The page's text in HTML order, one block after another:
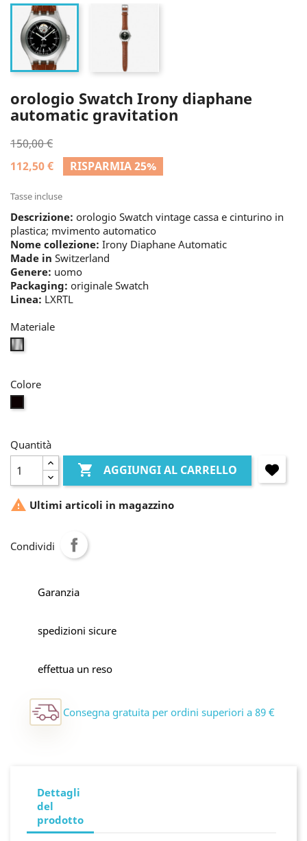
orologio Swatch Irony diaphane
automatic gravitation
150,00 €
112,50 €
RISPARMIA 25%
Tasse incluse
Descrizione: orologio Swatch vintage cassa e cinturino in
plastica; mvimento automatico
Nome collezione: Irony Diaphane Automatic
Made in Switzerland
Genere: uomo
Packaging: originale Swatch
Linea: LXRTL
Materiale
bianco
Colore
Quantità
 AGGIUNGI AL CARRELLO
 Ultimi articoli in magazzino
Condividi
Garanzia
spedizioni sicure
effettua un reso
Consegna gratuita per ordini superiori a 89 €
Dettagli
del
prodotto